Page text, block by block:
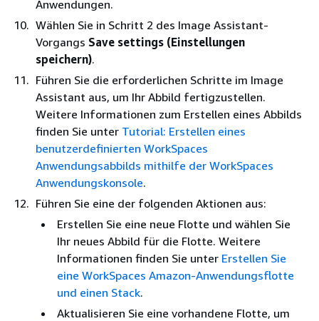
Anwendungen.
Wählen Sie in Schritt 2 des Image Assistant-
Vorgangs Save settings (Einstellungen
speichern).
Führen Sie die erforderlichen Schritte im Image
Assistant aus, um Ihr Abbild fertigzustellen.
Weitere Informationen zum Erstellen eines Abbilds
finden Sie unter Tutorial: Erstellen eines
benutzerdefinierten WorkSpaces
Anwendungsabbilds mithilfe der WorkSpaces
Anwendungskonsole.
Führen Sie eine der folgenden Aktionen aus:
Erstellen Sie eine neue Flotte und wählen Sie
Ihr neues Abbild für die Flotte. Weitere
Informationen finden Sie unter Erstellen Sie
eine WorkSpaces Amazon-Anwendungsflotte
und einen Stack.
Aktualisieren Sie eine vorhandene Flotte, um